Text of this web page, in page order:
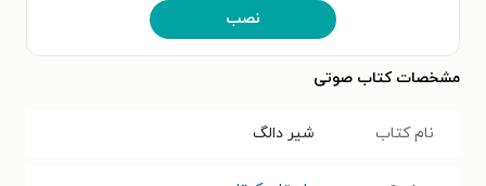
نصب
مشخصات کتاب صوتی
نام کتاب شیر دالگ